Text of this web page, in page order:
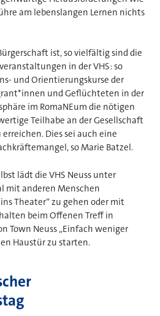
am lebenslangen Lernen nichts
ist, so vielfältig sind die
in der VHS: so
und Orientierungskurse der
und Geflüchteten in der
im RomaNEum die nötigen
Teilhabe an der Gesellschaft
Dies sei auch eine
so Marie Batzel.
lädt die VHS Neuss unter
mit anderen Menschen
Theater“ zu gehen oder mit
beim Offenen Treff in
Town Neuss „Einfach weniger
Haustür zu starten.